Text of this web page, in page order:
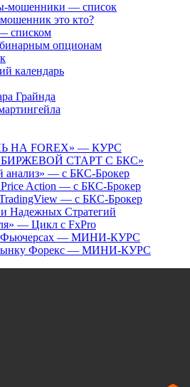
мошенники — список
это кто?
списком
опционам
календарь
Грайнда
НА FOREX» — КУРС
СТАРТ С БКС»
анализ» — с БКС-Брокер
Price Action — с БКС-Брокер
— с БКС-Брокер
Надежных Стратегий
— Цикл с FxPro
Фьючерсах — МИНИ-КУРС
Форекс — МИНИ-КУРС